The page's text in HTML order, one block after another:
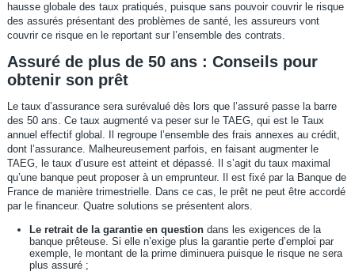
hausse globale des taux pratiqués, puisque sans pouvoir couvrir le risque
des assurés présentant des problèmes de santé, les assureurs vont
couvrir ce risque en le reportant sur l’ensemble des contrats.
Assuré de plus de 50 ans : Conseils pour
obtenir son prêt
Le taux d’assurance sera surévalué dès lors que l’assuré passe la barre
des 50 ans. Ce taux augmenté va peser sur le TAEG, qui est le Taux
annuel effectif global. Il regroupe l’ensemble des frais annexes au crédit,
dont l’assurance. Malheureusement parfois, en faisant augmenter le
TAEG, le taux d’usure est atteint et dépassé. Il s’agit du taux maximal
qu’une banque peut proposer à un emprunteur. Il est fixé par la Banque de
France de manière trimestrielle. Dans ce cas, le prêt ne peut être accordé
par le financeur. Quatre solutions se présentent alors.
Le retrait de la garantie en questiondans les exigences de la
banque prêteuse. Si elle n’exige plus la garantie perte d’emploi par
exemple, le montant de la prime diminuera puisque le risque ne sera
plus assuré ;